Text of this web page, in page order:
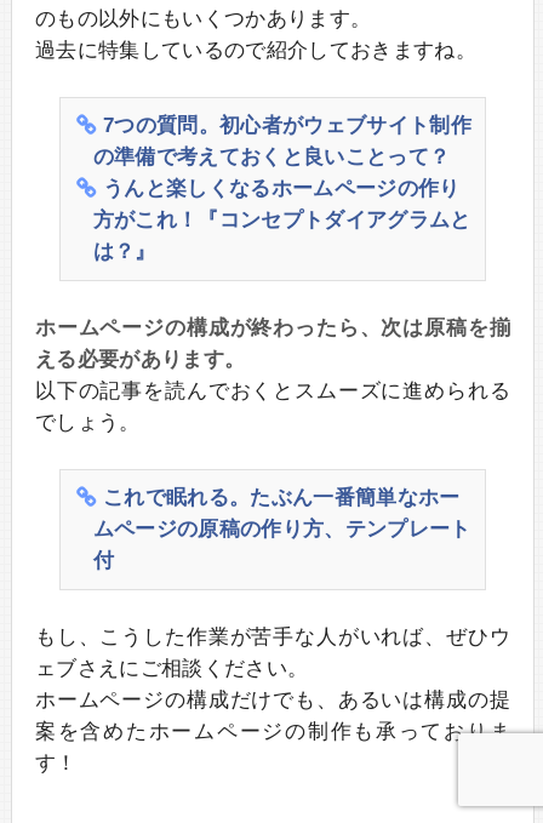
のもの以外にもいくつかあります。
過去に特集しているので紹介しておきますね。
7つの質問。初心者がウェブサイト制作
の準備で考えておくと良いことって？
うんと楽しくなるホームページの作り
方がこれ！『コンセプトダイアグラムと
は？』
ホームページの構成が終わったら、次は原稿を揃
える必要があります。
以下の記事を読んでおくとスムーズに進められる
でしょう。
これで眠れる。たぶん一番簡単なホー
ムページの原稿の作り方、テンプレート
付
もし、こうした作業が苦手な人がいれば、ぜひウ
ェブさえにご相談ください。
ホームページの構成だけでも、あるいは構成の提
案を含めたホームページの制作も承っておりま
す！